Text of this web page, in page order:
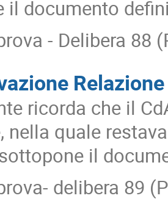
il documento
- Delibera 88
ricorda che il
nella quale
il
delibera 89